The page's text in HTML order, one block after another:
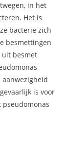
in het
Het is
bacterie zich
besmettingen
uit besmet
is voor